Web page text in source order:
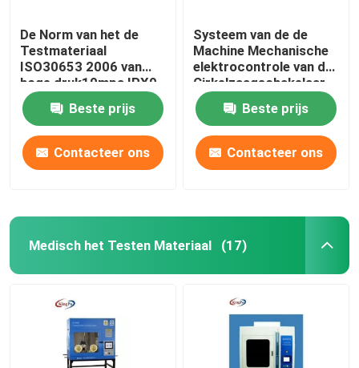
De Norm van het de
Testmateriaal
ISO30653 2006 van
hoge druk10mpa IPX9
CEI
Beste prijs
Contacteer ons
Systeem van de de
Machine Mechanische
elektrocontrole van de
Cirkelzaagschakelaar
het Testende
Beste prijs
Contacteer ons
Medisch het Testen Materiaal (17)